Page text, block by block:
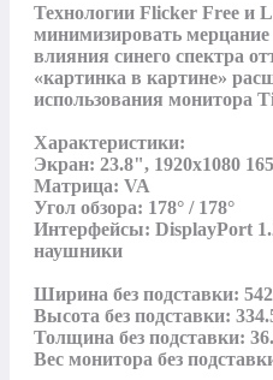
Технологии Flicker Free и
минимизировать мерцание
влияния синего спектра
«картинка в картине»
использования монитора
Характеристики:
Экран: 23.8", 1920x1080
Матрица: VA
Угол обзора: 178° / 178°
Интерфейсы: DisplayPort
наушники
Ширина без подставки:
Высота без подставки:
Толщина без подставки:
Вес монитора без